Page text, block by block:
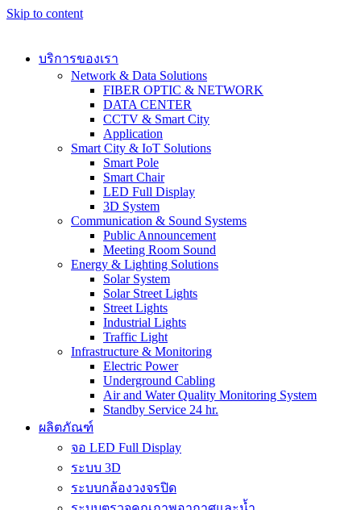
Skip to content
บริการของเรา
Network & Data Solutions
FIBER OPTIC & NETWORK​
DATA CENTER
CCTV & Smart City
Application
Smart City & IoT Solutions
Smart Pole
Smart Chair
LED Full Display
3D System
Communication & Sound Systems
Public Announcement
Meeting Room Sound
Energy & Lighting Solutions
Solar System
Solar Street Lights
Street Lights
Industrial Lights
Traffic Light
Infrastructure & Monitoring
Electric Power
Underground Cabling
Air and Water Quality Monitoring System
Standby Service 24 hr.
ผลิตภัณฑ์
จอ LED Full Display
ระบบ 3D
ระบบกล้องวงจรปิด